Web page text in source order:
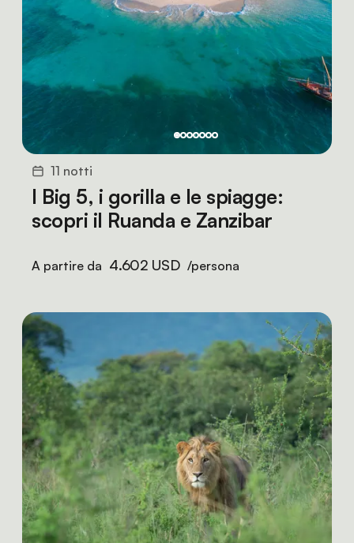
11 notti
I Big 5, i gorilla e le spiagge:
scopri il Ruanda e Zanzibar
A partire da 4.602 USD /persona